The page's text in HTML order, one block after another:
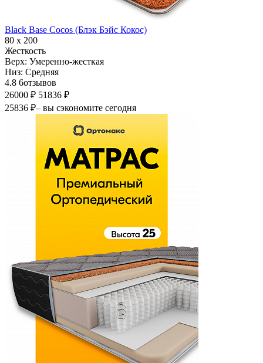
Black Base Cocos (Блэк Бэйс Кокос)
80 х 200
Жесткость
Верх: Умеренно-жесткая
Низ: Средняя
4.8 6отзывов
26000 ₽ 51836 ₽
25836 ₽– вы сэкономите сегодня